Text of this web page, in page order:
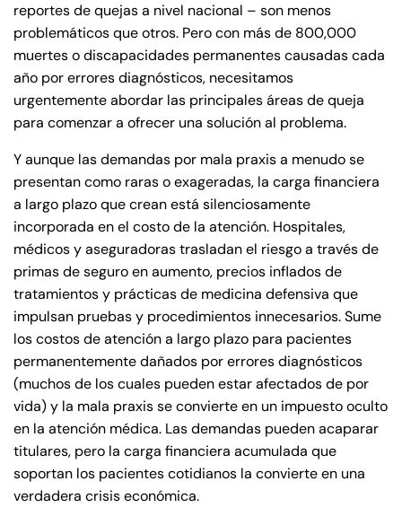
reportes de quejas a nivel nacional – son menos
problemáticos que otros. Pero con más de 800,000
muertes o discapacidades permanentes causadas cada
año por errores diagnósticos, necesitamos
urgentemente abordar las principales áreas de queja
para comenzar a ofrecer una solución al problema.
Y aunque las demandas por mala praxis a menudo se
presentan como raras o exageradas, la carga financiera
a largo plazo que crean está silenciosamente
incorporada en el costo de la atención. Hospitales,
médicos y aseguradoras trasladan el riesgo a través de
primas de seguro en aumento, precios inflados de
tratamientos y prácticas de medicina defensiva que
impulsan pruebas y procedimientos innecesarios. Sume
los costos de atención a largo plazo para pacientes
permanentemente dañados por errores diagnósticos
(muchos de los cuales pueden estar afectados de por
vida) y la mala praxis se convierte en un impuesto oculto
en la atención médica. Las demandas pueden acaparar
titulares, pero la carga financiera acumulada que
soportan los pacientes cotidianos la convierte en una
verdadera crisis económica.